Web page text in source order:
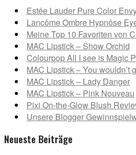
Estée Lauder Pure Color
Lancôme Ombre Hypnôse
Meine Top 10 Favoriten von
MAC Lipstick – Show Orchid
Colourpop All I see is Magic
MAC Lipstick – You wouldn’t
MAC Lipstick – Lady Danger
MAC Lipstick – Pink Nouveau
Pixi On-the-Glow Blush
Unsere Blogger
Neueste Beiträge